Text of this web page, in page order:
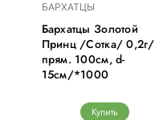
БАРХАТЦЫ
Бархатцы Золотой
Принц /Сотка/ 0,2г/
прям. 100см, d-
15см/*1000
Купить